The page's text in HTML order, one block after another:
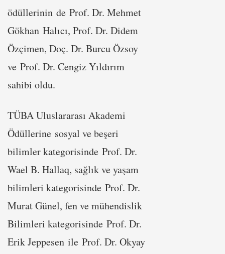
ödüllerinin de Prof. Dr. Mehmet
Gökhan Halıcı, Prof. Dr. Didem
Özçimen, Doç. Dr. Burcu Özsoy
ve Prof. Dr. Cengiz Yıldırım
sahibi oldu.
TÜBA Uluslararası Akademi
Ödüllerine sosyal ve beşeri
bilimler kategorisinde Prof. Dr.
Wael B. Hallaq, sağlık ve yaşam
bilimleri kategorisinde Prof. Dr.
Murat Günel, fen ve mühendislik
Bilimleri kategorisinde Prof. Dr.
Erik Jeppesen ile Prof. Dr. Okyay